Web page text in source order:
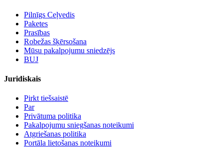
Pilnīgs Ceļvedis
Paketes
Prasības
Robežas šķērsošana
Mūsu pakalpojumu sniedzējs
BUJ
Juridiskais
Pirkt tiešsaistē
Par
Privātuma politika
Pakalpojumu sniegšanas noteikumi
Atgriešanas politika
Portāla lietošanas noteikumi